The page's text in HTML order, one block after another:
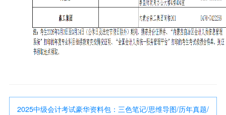
2025中级会计考试豪华资料包：三色笔记/思维导图/历年真题/